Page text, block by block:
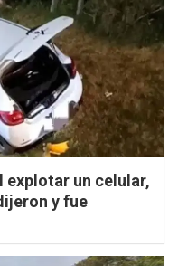
explotar un celular,
y fue